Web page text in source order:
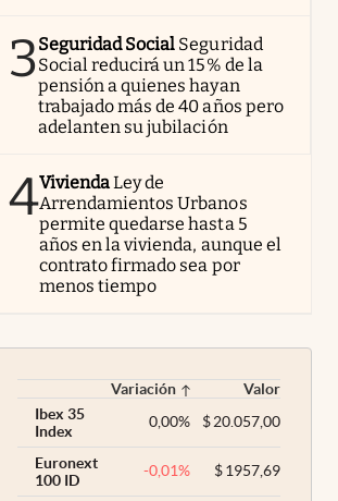
3Seguridad Social Seguridad
Social reducirá un 15% de la
pensión a quienes hayan
trabajado más de 40 años pero
adelanten su jubilación
4ViviendaLey de
Arrendamientos Urbanos
permite quedarse hasta 5
años en la vivienda, aunque el
contrato firmado sea por
menos tiempo
Variación
Valor
Ibex 35
Index
0,00% $20.057,00
Euronext
100 ID
-0,01% $1957,69